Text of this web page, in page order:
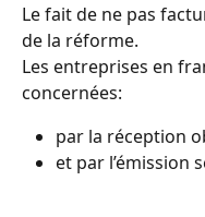
Le fait de ne pas
de la réforme.
Les entreprises en
concernées:
par la réception
et par l’émission